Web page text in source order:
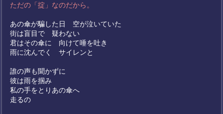
ただの「掟」なのだから。
あの傘が騙した日 空が泣いていた
街は盲目で 疑わない
君はその傘に 向けて唾を吐き
雨に沈んでく サイレンと
誰の声も聞かずに
彼は雨を掴み
私の手をとりあの傘へ
走るの